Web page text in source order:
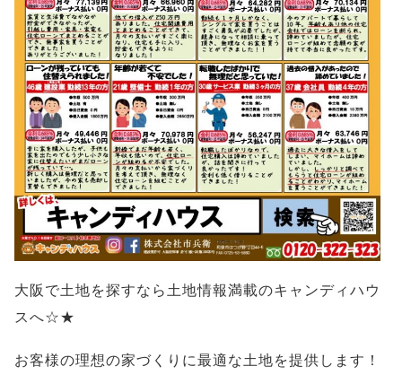
大阪で土地を探すなら土地情報満載のキャンディハウ
スへ☆★
お客様の理想の家づくりに最適な土地を提供します！